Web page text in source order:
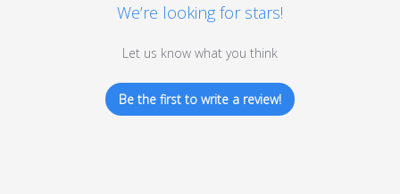
We’re looking for stars!
Let us know what you think
Be the first to write a review!